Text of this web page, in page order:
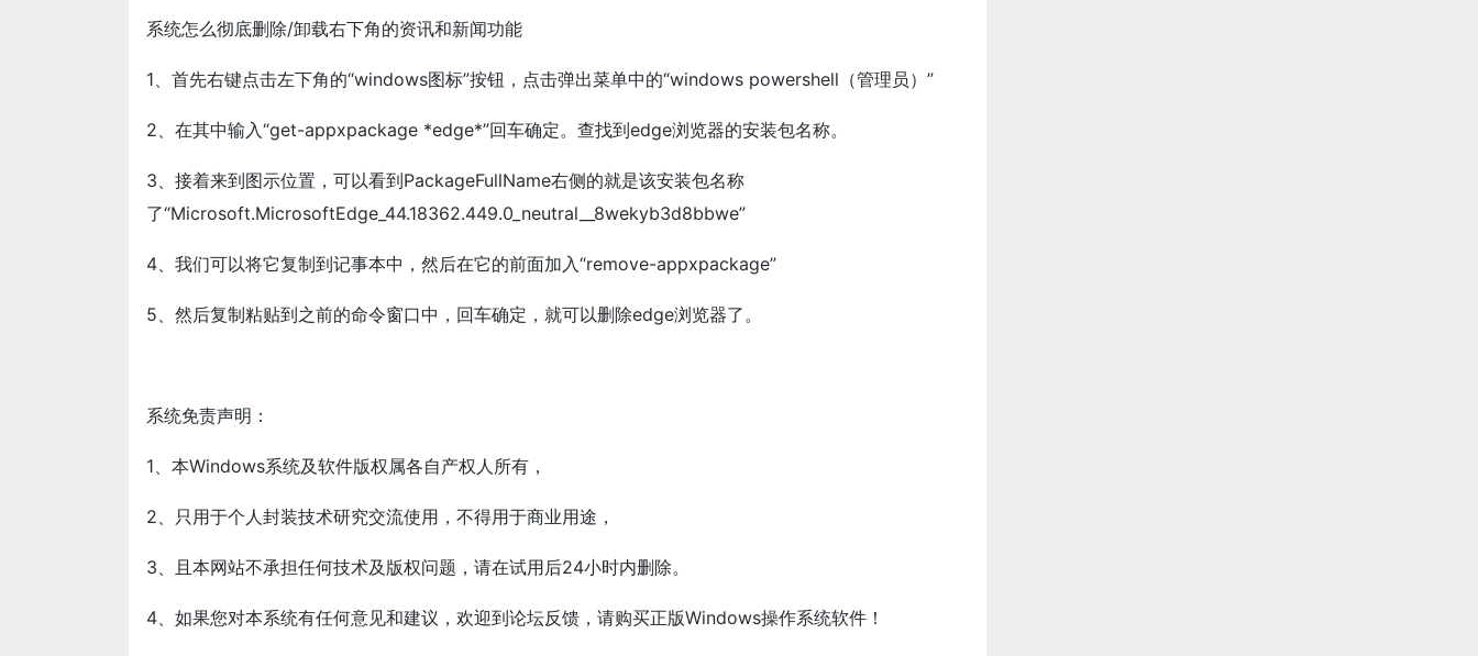
系统怎么彻底删除/卸载右下角的资讯和新闻功能
1、首先右键点击左下角的“windows图标”按钮，点击弹出菜单中的“windows powershell（管理员）”
2、在其中输入“get-appxpackage *edge*”回车确定。查找到edge浏览器的安装包名称。
3、接着来到图示位置，可以看到PackageFullName右侧的就是该安装包名称
了“Microsoft.MicrosoftEdge_44.18362.449.0_neutral__8wekyb3d8bbwe”
4、我们可以将它复制到记事本中，然后在它的前面加入“remove-appxpackage”
5、然后复制粘贴到之前的命令窗口中，回车确定，就可以删除edge浏览器了。
系统免责声明：
1、本Windows系统及软件版权属各自产权人所有，
2、只用于个人封装技术研究交流使用，不得用于商业用途，
3、且本网站不承担任何技术及版权问题，请在试用后24小时内删除。
4、如果您对本系统有任何意见和建议，欢迎到论坛反馈，请购买正版Windows操作系统软件！